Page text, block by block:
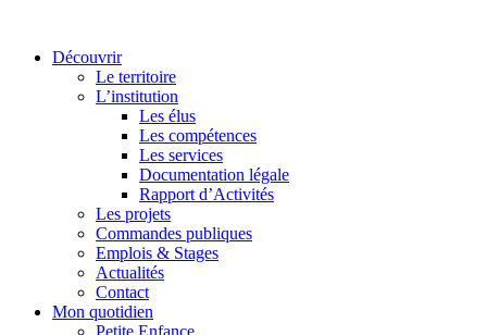
Découvrir
Le territoire
L’institution
Les élus
Les compétences
Les services
Documentation légale
Rapport d’Activités
Les projets
Commandes publiques
Emplois & Stages
Actualités
Contact
Mon quotidien
Petite Enfance